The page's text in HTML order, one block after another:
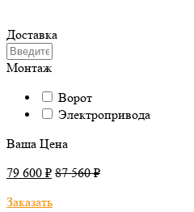
Доставка
Монтаж
Ворот
Электропривода
Ваша Цена
79 600 ₽ 87 560 ₽
Заказать